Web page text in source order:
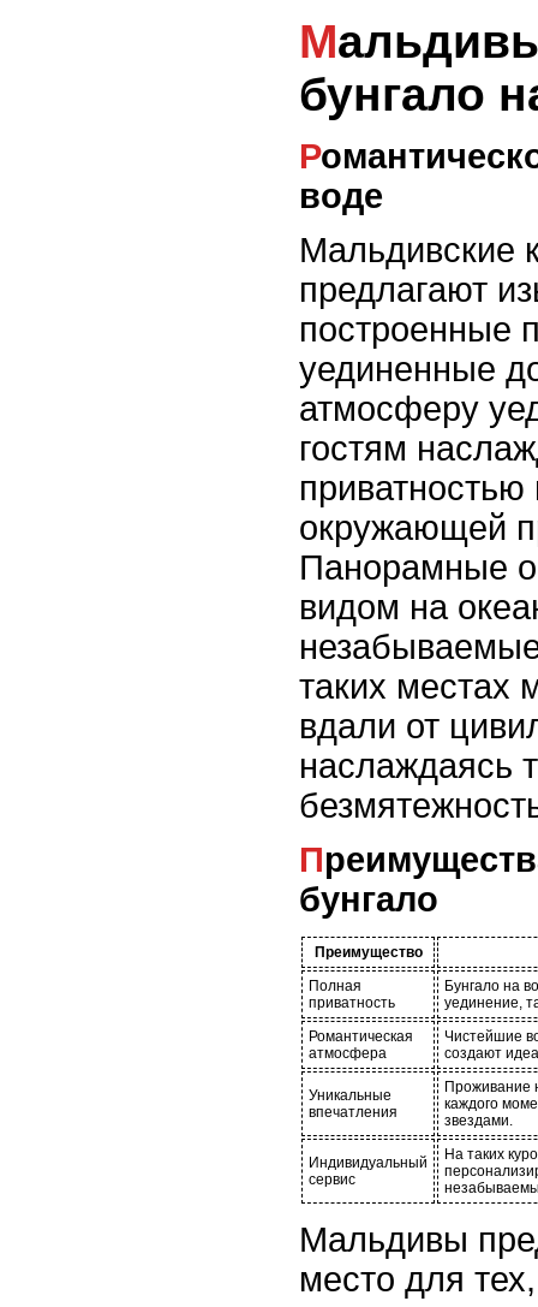
Мальдивы: уединенные
бунгало
Романтическое уединение на
воде
Мальдивские
предлагают
построенные
уединенные
атмосферу
гостям
приватностью
окружающей
Панорамные
видом на
таких местах
вдали от
наслаждаясь
Преимущества уединенных
бунгало
Преимущество
Полная
приватность
Бунгало на
уединение,
Романтическая
атмосфера
Чистейшие
создают
Уникальные
впечатления
Проживание
каждого
звездами.
Индивидуальный
сервис
На таких
Мальдивы
место для